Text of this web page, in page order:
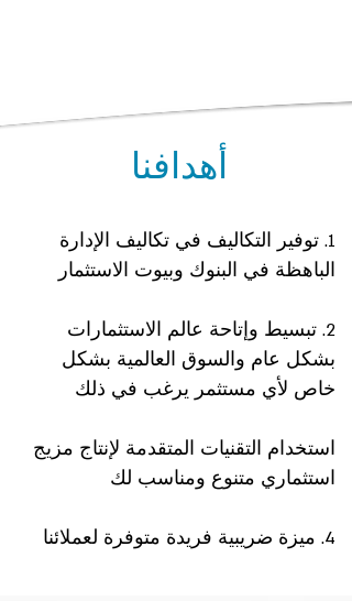
أهدافنا
1. توفير التكاليف في تكاليف الإدارة
الباهظة في البنوك وبيوت الاستثمار
2. تبسيط وإتاحة عالم الاستثمارات
بشكل عام والسوق العالمية بشكل
خاص لأي مستثمر يرغب في ذلك
استخدام التقنيات المتقدمة لإنتاج مزيج
استثماري متنوع ومناسب لك
4. ميزة ضريبية فريدة متوفرة لعملائنا